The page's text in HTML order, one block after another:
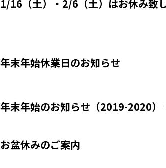
1/16（土）・2/6（土）はお休み致
年末年始休業日のお知らせ
年末年始のお知らせ（2019-2020）
お盆休みのご案内